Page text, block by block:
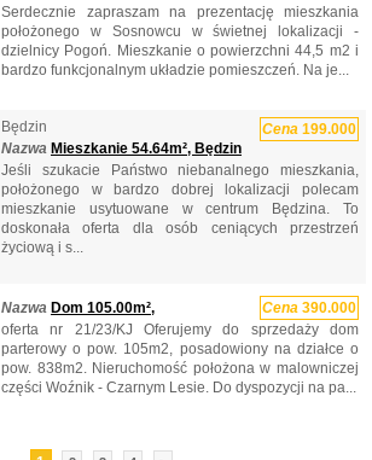
Serdecznie zapraszam na prezentację mieszkania
położonego w Sosnowcu w świetnej lokalizacji -
dzielnicy Pogoń. Mieszkanie o powierzchni 44,5 m2 i
bardzo funkcjonalnym układzie pomieszczeń. Na je...
Będzin Cena 199.000
Nazwa Mieszkanie 54.64m², Będzin
Jeśli szukacie Państwo niebanalnego mieszkania,
położonego w bardzo dobrej lokalizacji polecam
mieszkanie usytuowane w centrum Będzina. To
doskonała oferta dla osób ceniących przestrzeń
życiową i s...
Cena 390.000
Nazwa Dom 105.00m²,
oferta nr 21/23/KJ Oferujemy do sprzedaży dom
parterowy o pow. 105m2, posadowiony na działce o
pow. 838m2. Nieruchomość położona w malowniczej
części Woźnik - Czarnym Lesie. Do dyspozycji na pa...